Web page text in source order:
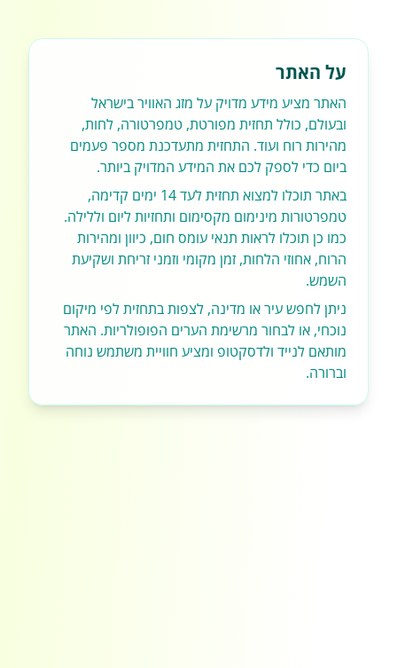
על האתר
האתר מציע מידע מדויק על מזג האוויר בישראל
ובעולם, כולל תחזית מפורטת, טמפרטורה, לחות,
מהירות רוח ועוד. התחזית מתעדכנת מספר פעמים
ביום כדי לספק לכם את המידע המדויק ביותר.
באתר תוכלו למצוא תחזית לעד 14 ימים קדימה,
טמפרטורות מינימום מקסימום ותחזיות ליום וללילה.
כמו כן תוכלו לראות תנאי עומס חום, כיוון ומהירות
הרוח, אחוזי הלחות, זמן מקומי וזמני זריחת ושקיעת
השמש.
ניתן לחפש עיר או מדינה, לצפות בתחזית לפי מיקום
נוכחי, או לבחור מרשימת הערים הפופולריות. האתר
מותאם לנייד ולדסקטופ ומציע חוויית משתמש נוחה
וברורה.